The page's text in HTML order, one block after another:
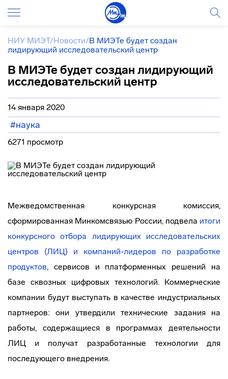
НИУ МИЭТ/Новости/В МИЭТе будет создан
лидирующий исследовательский центр
В МИЭТе будет создан лидирующий
исследовательский центр
14 января 2020
#наука
6271 просмотр
Межведомственная конкурсная комиссия,
сформированная Минкомсвязью России, подвела итоги
конкурсного отбора лидирующих исследовательских
центров (ЛИЦ) и компаний-лидеров по разработке
продуктов, сервисов и платформенных решений на
базе сквозных цифровых технологий. Коммерческие
компании будут выступать в качестве индустриальных
партнеров: они утвердили технические задания на
работы, содержащиеся в программах деятельности
ЛИЦ и получат разработанные технологии для
последующего внедрения.